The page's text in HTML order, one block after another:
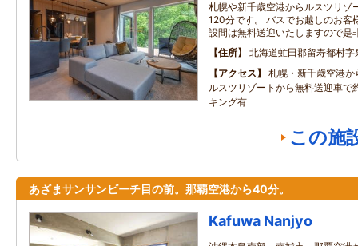
札幌や新千歳空港からルスツリ
120分です。 バスでお越しのお
設間は無料送迎いたしますので是
住所
北海道虻田郡留寿都村
アクセス
札幌・新千歳空港
ルスツリゾートから無料送迎車
キング有
この施
あざまサンサンビーチ目の前。那覇空港から40分。
Kafuwa Nanjyo